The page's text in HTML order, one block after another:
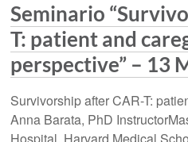
Seminario
T: patient and
perspective” – 13
Survivorship after CAR-T:
Anna Barata, PhD